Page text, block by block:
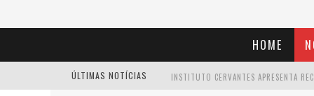
HOME
ÚLTIMAS NOTÍCIAS